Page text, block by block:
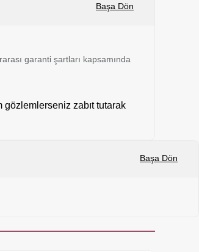
Başa Dön
garanti şartları kapsamında
gözlemlerseniz zabıt tutarak
Başa Dön